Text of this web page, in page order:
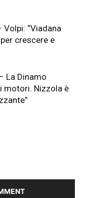
Volpi: “Viadana
crescere e
La Dinamo
motori. Nizzola è